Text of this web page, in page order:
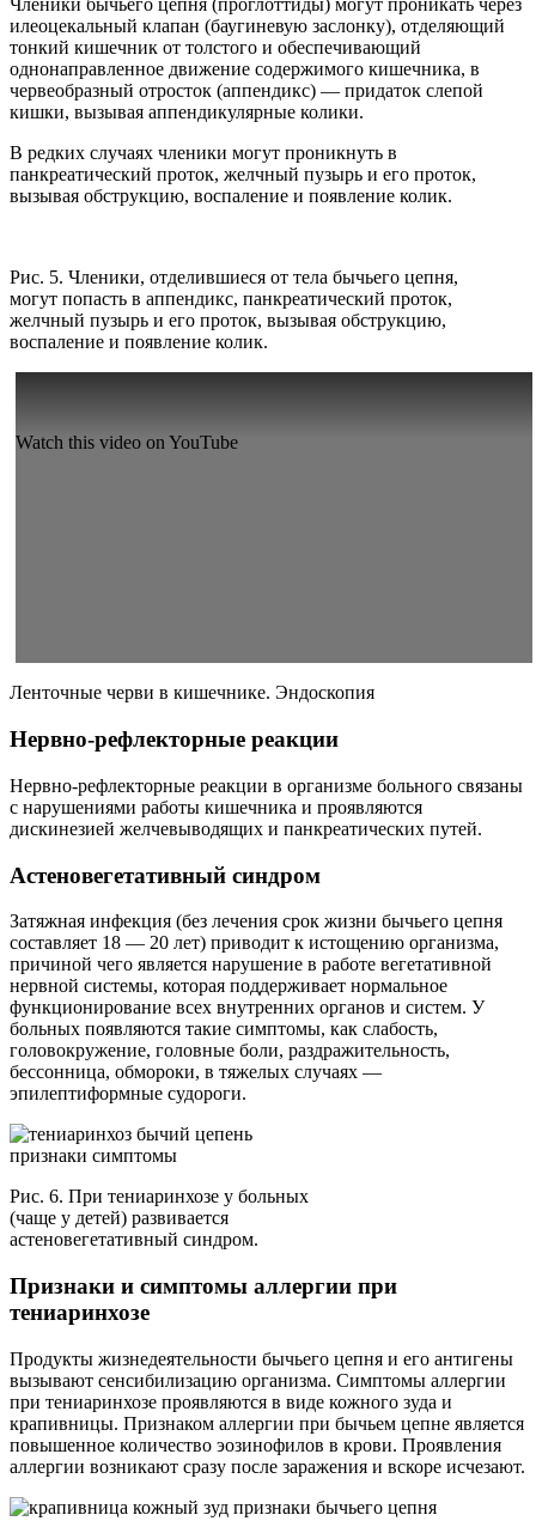
Членики бычьего цепня (проглоттиды) могут проникать через
илеоцекальный клапан (баугиневую заслонку), отделяющий
тонкий кишечник от толстого и обеспечивающий
однонаправленное движение содержимого кишечника, в
червеобразный отросток (аппендикс) — придаток слепой
кишки, вызывая аппендикулярные колики.
В редких случаях членики могут проникнуть в
панкреатический проток, желчный пузырь и его проток,
вызывая обструкцию, воспаление и появление колик.
Рис. 5. Членики, отделившиеся от тела бычьего цепня,
могут попасть в аппендикс, панкреатический проток,
желчный пузырь и его проток, вызывая обструкцию,
воспаление и появление колик.
Watch this video on YouTube
Ленточные черви в кишечнике. Эндоскопия
Нервно-рефлекторные реакции
Нервно-рефлекторные реакции в организме больного связаны
с нарушениями работы кишечника и проявляются
дискинезией желчевыводящих и панкреатических путей.
Астеновегетативный синдром
Затяжная инфекция (без лечения срок жизни бычьего цепня
составляет 18 — 20 лет) приводит к истощению организма,
причиной чего является нарушение в работе вегетативной
нервной системы, которая поддерживает нормальное
функционирование всех внутренних органов и систем. У
больных появляются такие симптомы, как слабость,
головокружение, головные боли, раздражительность,
бессонница, обмороки, в тяжелых случаях —
эпилептиформные судороги.
Рис. 6. При тениаринхозе у больных
(чаще у детей) развивается
астеновегетативный синдром.
Признаки и симптомы аллергии при
тениаринхозе
Продукты жизнедеятельности бычьего цепня и его антигены
вызывают сенсибилизацию организма. Симптомы аллергии
при тениаринхозе проявляются в виде кожного зуда и
крапивницы. Признаком аллергии при бычьем цепне является
повышенное количество эозинофилов в крови. Проявления
аллергии возникают сразу после заражения и вскоре исчезают.